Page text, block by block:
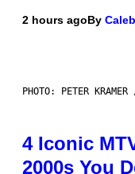
2 hours agoBy
PHOTO: PETER
4 Iconic
2000s You